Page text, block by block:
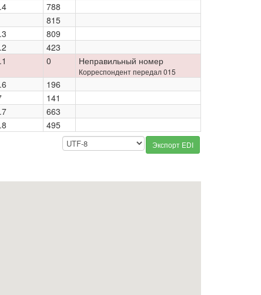
788
815
809
423
0 Неправильный номер
Корреспондент передал 015
196
141
663
495
Экспорт EDI